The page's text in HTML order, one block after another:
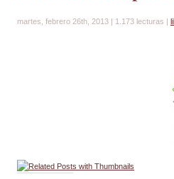
martes, febrero 26th, 2013 | 1.173 lecturas |